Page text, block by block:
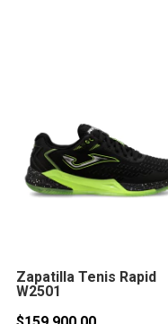
Zapatilla Tenis Rapid
W2501